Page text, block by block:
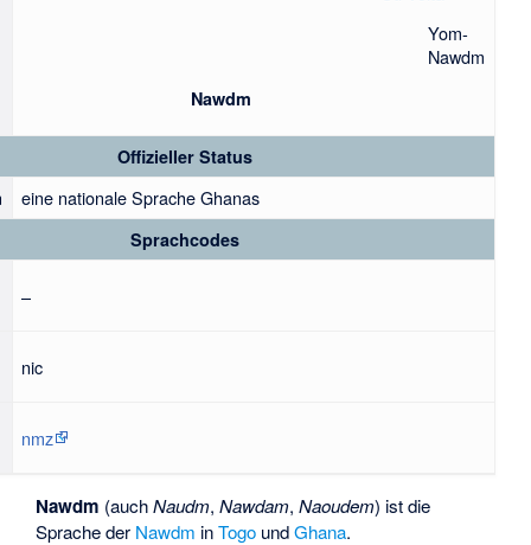
Yom-
Nawdm
Nawdm
Offizieller Status
eine nationale Sprache Ghanas
Sprachcodes
–
nic
nmz
Nawdm (auchNaudm,Nawdam,Naoudem) ist die
Sprache der Nawdm inTogo undGhana.